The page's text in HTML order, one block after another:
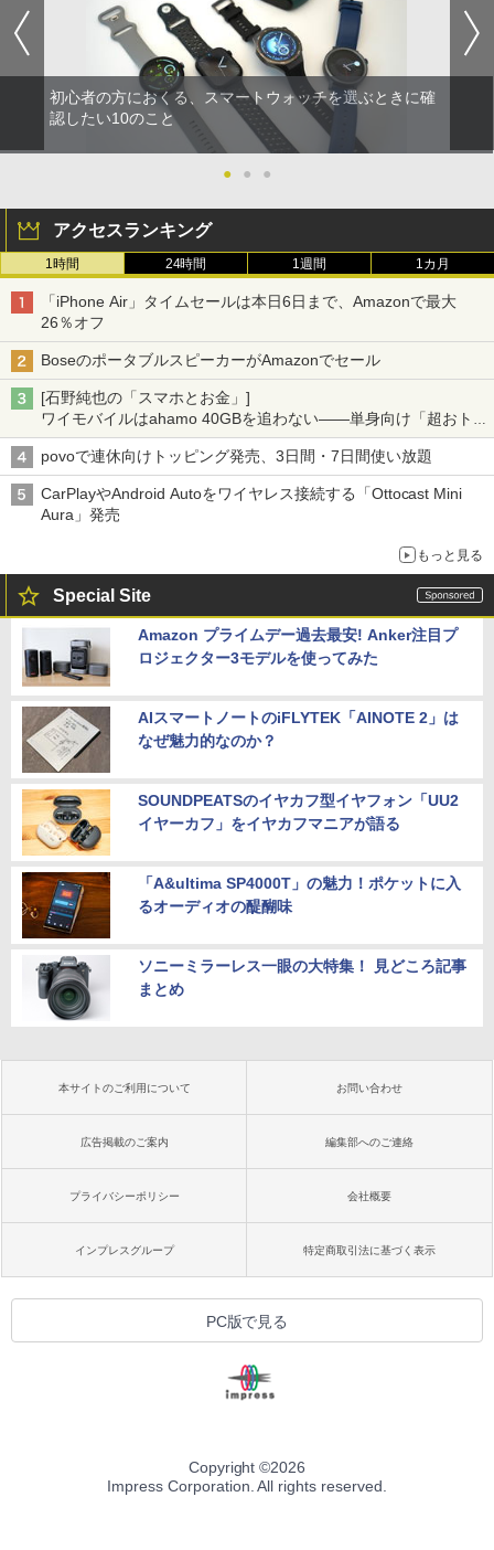
初心者の方におくる、スマートウォッチを選ぶときに確
認したい10のこと
● ● ●
アクセスランキング
1時間 24時間 1週間 1カ月
「iPhone Air」タイムセールは本日6日まで、Amazonで最大
26％オフ
BoseのポータブルスピーカーがAmazonでセール
[石野純也の「スマホとお金」]
ワイモバイルはahamo 40GBを追わない――単身向け「超おトク
割」の安さと1年限定の注意点
povoで連休向けトッピング発売、3日間・7日間使い放題
CarPlayやAndroid Autoをワイヤレス接続する「Ottocast Mini
Aura」発売
もっと見る
Special Site
Amazon プライムデー過去最安! Anker注目プ
ロジェクター3モデルを使ってみた
AIスマートノートのiFLYTEK「AINOTE 2」は
なぜ魅力的なのか？
SOUNDPEATSのイヤカフ型イヤフォン「UU2
イヤーカフ」をイヤカフマニアが語る
「A&ultima SP4000T」の魅力！ポケットに入
るオーディオの醍醐味
ソニーミラーレス一眼の大特集！ 見どころ記事
まとめ
本サイトのご利用について お問い合わせ
広告掲載のご案内 編集部へのご連絡
プライバシーポリシー 会社概要
インプレスグループ 特定商取引法に基づく表示
PC版で見る
Copyright ©2026
Impress Corporation. All rights reserved.